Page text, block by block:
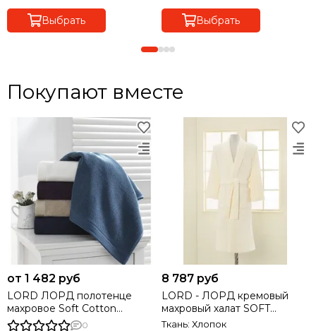
Выбрать Выбрать
Покупают вместе
от 1 482 руб
LORD ЛОРД полотенце
махровое Soft Cotton
(Турция)
0
8 787 руб
LORD - ЛОРД кремовый
махровый халат SOFT
COTTON (Турция)
Ткань: Хлопок